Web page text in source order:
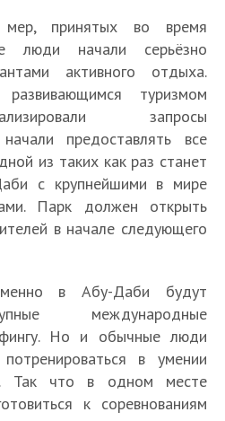
мер, принятых во время
люди начали серьёзно
активного отдыха.
туризмом
запросы
предоставлять все
из таких как раз станет
с крупнейшими в мире
Парк должен открыть
в начале следующего
в Абу-Даби будут
международные
Но и обычные люди
в умении
Так что в одном месте
к соревнованиям